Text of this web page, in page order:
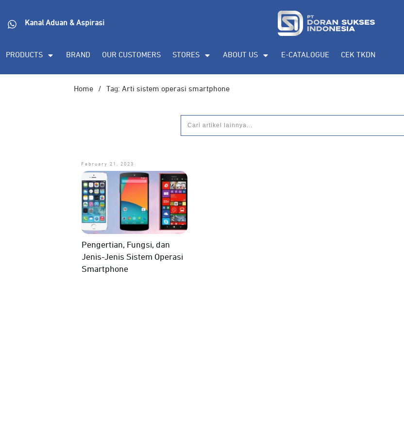
Kanal Aduan & Aspirasi
PRODUCTS BRAND OUR CUSTOMERS STORES ABOUT US E-CATALOGUE CEK TKDN
Home / Tag: Arti sistem operasi smartphone
February 21, 2023
Pengertian, Fungsi, dan
Jenis-Jenis Sistem Operasi
Smartphone
pengadaan produk, katalog produk